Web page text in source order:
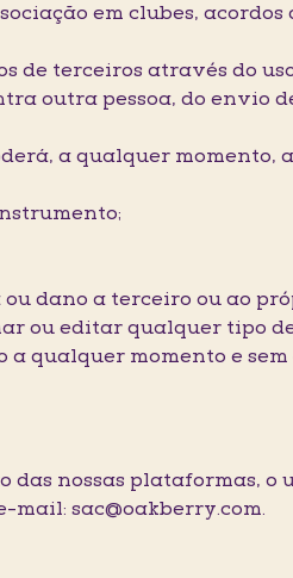
em clubes,
de terceiros através do
outra pessoa, do envio
a qualquer
dano a terceiro ou ao
ou editar qualquer tipo
qualquer momento e
das nossas plataformas,
mail: sac@oakberry.com.